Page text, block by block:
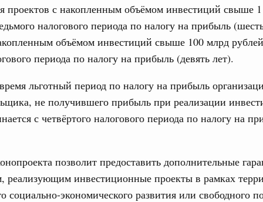
проектов с накопленным объёмом инвестиций свыше
налогового периода по налогу на прибыль
объёмом инвестиций свыше 100 млрд
периода по налогу на прибыль (девять лет).
льготный период по налогу на прибыль
не получившего прибыль при реализации
с четвёртого налогового периода по налогу на
позволит предоставить дополнительные
реализующим инвестиционные проекты в рамках
социально-экономического развития или свободного
21 апреля 2026 года
суббота
16 апреля 2026 года
суббота
9 апреля 2026 года
среда
30 марта 2026 года
Email